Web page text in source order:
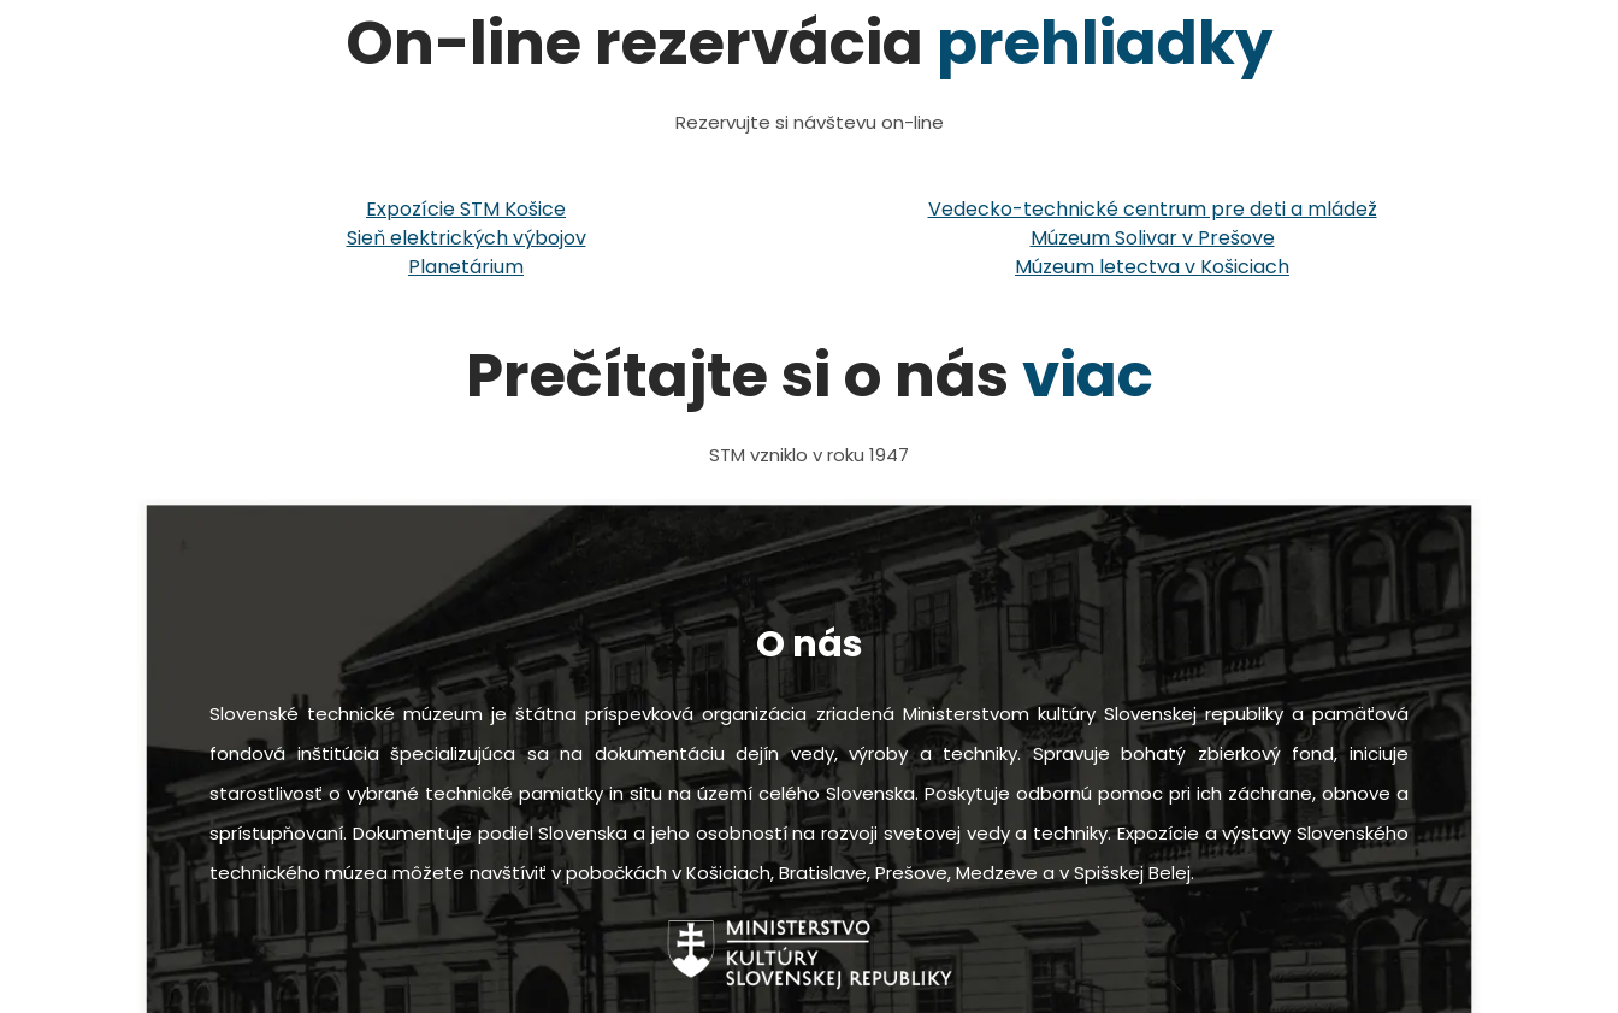
On-line rezervácia prehliadky
Rezervujte si návštevu on-line
Expozície STM Košice
Sieň elektrických výbojov
Planetárium
Vedecko-technické centrum pre deti a mládež
Múzeum Solivar v Prešove
Múzeum letectva v Košiciach
Prečítajte si o násviac
STM vzniklo v roku 1947
O nás
Slovenské technické múzeum je štátna príspevková organizácia zriadená Ministerstvom kultúry Slovenskej republiky a pamäťová
fondová inštitúcia špecializujúca sa na dokumentáciu dejín vedy, výroby a techniky. Spravuje bohatý zbierkový fond, iniciuje
starostlivosť o vybrané technické pamiatky in situ na území celého Slovenska. Poskytuje odbornú pomoc pri ich záchrane, obnove a
sprístupňovaní. Dokumentuje podiel Slovenska a jeho osobností na rozvoji svetovej vedy a techniky. Expozície a výstavy Slovenského
technického múzea môžete navštíviť v pobočkách v Košiciach, Bratislave, Prešove, Medzeve a v Spišskej Belej.